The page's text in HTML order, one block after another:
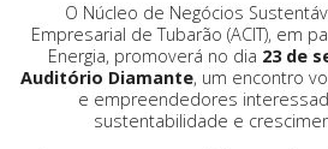
O Núcleo de Negócios
Empresarial de Tubarão (ACIT), em
Energia, promoverá no dia 23 de
Auditório Diamante, um encontro
e empreendedores
sustentabilidade e